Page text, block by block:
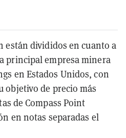
están divididos en cuanto a
principal empresa minera
en Estados Unidos, con
objetivo de precio más
de Compass Point
en notas separadas el